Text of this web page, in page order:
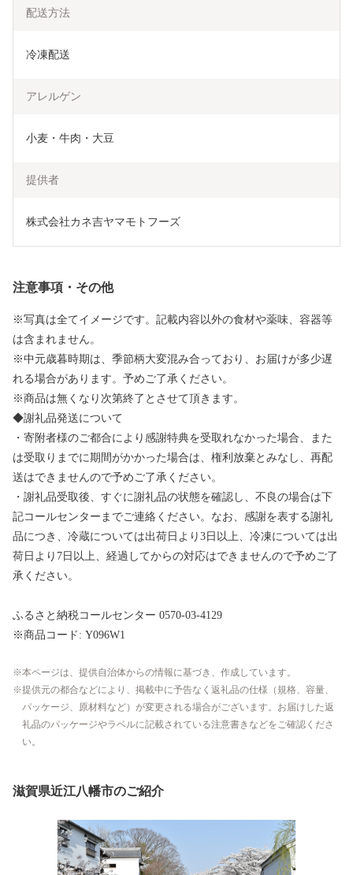
配送方法
冷凍配送
アレルゲン
小麦・牛肉・大豆
提供者
株式会社カネ吉ヤマモトフーズ
注意事項・その他
※写真は全てイメージです。記載内容以外の食材や薬味、容器等
は含まれません。
※中元歳暮時期は、季節柄大変混み合っており、お届けが多少遅
れる場合があります。予めご了承ください。
※商品は無くなり次第終了とさせて頂きます。
◆謝礼品発送について
・寄附者様のご都合により感謝特典を受取れなかった場合、また
は受取りまでに期間がかかった場合は、権利放棄とみなし、再配
送はできませんので予めご了承ください。
・謝礼品受取後、すぐに謝礼品の状態を確認し、不良の場合は下
記コールセンターまでご連絡ください。なお、感謝を表する謝礼
品につき、冷蔵については出荷日より3日以上、冷凍については出
荷日より7日以上、経過してからの対応はできませんので予めご了
承ください。
ふるさと納税コールセンター 0570-03-4129
※商品コード: Y096W1
本ページは、提供自治体からの情報に基づき、作成しています。
提供元の都合などにより、掲載中に予告なく返礼品の仕様（規格、容量、
パッケージ、原材料など）が変更される場合がございます。お届けした返
礼品のパッケージやラベルに記載されている注意書きなどをご確認くださ
い。
滋賀県近江八幡市のご紹介